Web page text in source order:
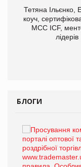
Тетяна Ільєнко,
коуч,
МСС ICF,
лідерів
БЛОГИ